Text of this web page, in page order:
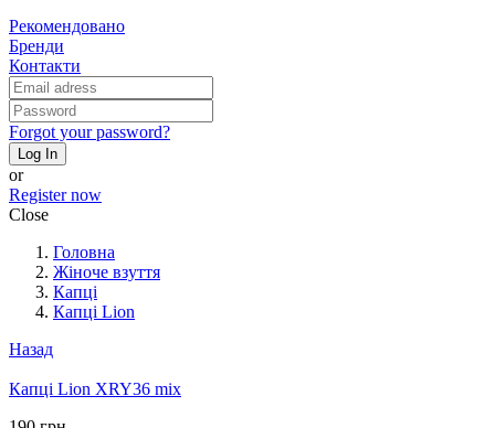
Рекомендовано
Бренди
Контакти
Forgot your password?
Log In
or
Register now
Close
Головна
Жіноче взуття
Капці
Капці Lion
Назад
Капці Lion XRY36 mix